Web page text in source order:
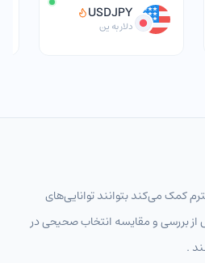
USDJPY
دلار به ین
کمک می‌کند بتوانند توانایی‌های
از بررسی و مقایسه انتخاب‌ صحیحی در
.